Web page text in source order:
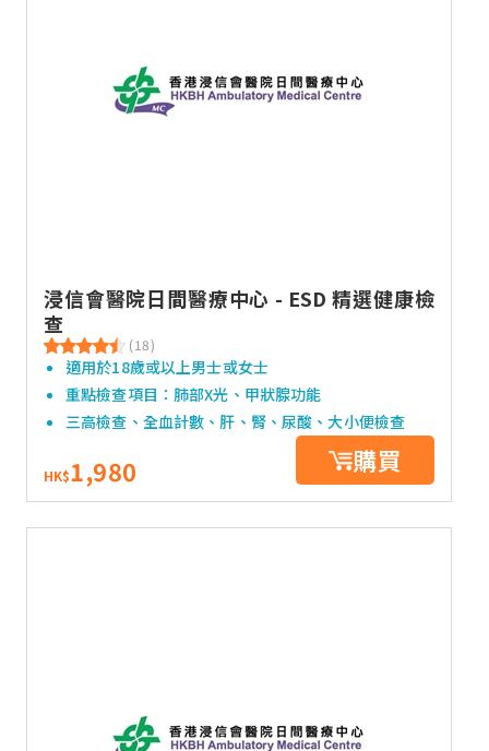
浸信會醫院日間醫療中心 - ESD 精選健康檢
查
(18)
適用於18歲或以上男士或女士
重點檢查項目：肺部X光、甲狀腺功能
三高檢查、全血計數、肝、腎、尿酸、大小便檢查
HK$1,980 購買